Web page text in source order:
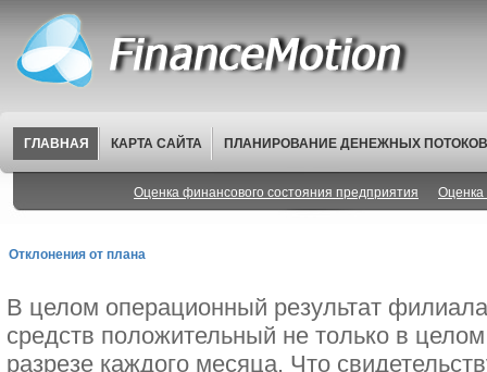
ГЛАВНАЯ КАРТА САЙТА ПЛАНИРОВАНИЕ ДЕНЕЖНЫХ ПОТОКОВ
Оценка финансового состояния предприятия Оценка
Отклонения от плана
В целом операционный результат
средств положительный не только в
разрезе каждого месяца. Что